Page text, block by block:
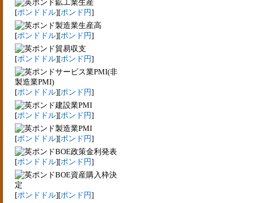
鉱工業生産
[ポンドドル][ポンド円]
製造業生産高
[ポンドドル][ポンド円]
貿易収支
[ポンドドル][ポンド円]
サービス業PMI(非
製造業PMI)
[ポンドドル][ポンド円]
建設業PMI
[ポンドドル][ポンド円]
製造業PMI
[ポンドドル][ポンド円]
BOE政策金利発表
[ポンドドル][ポンド円]
BOE資産購入枠決
定
[ポンドドル][ポンド円]